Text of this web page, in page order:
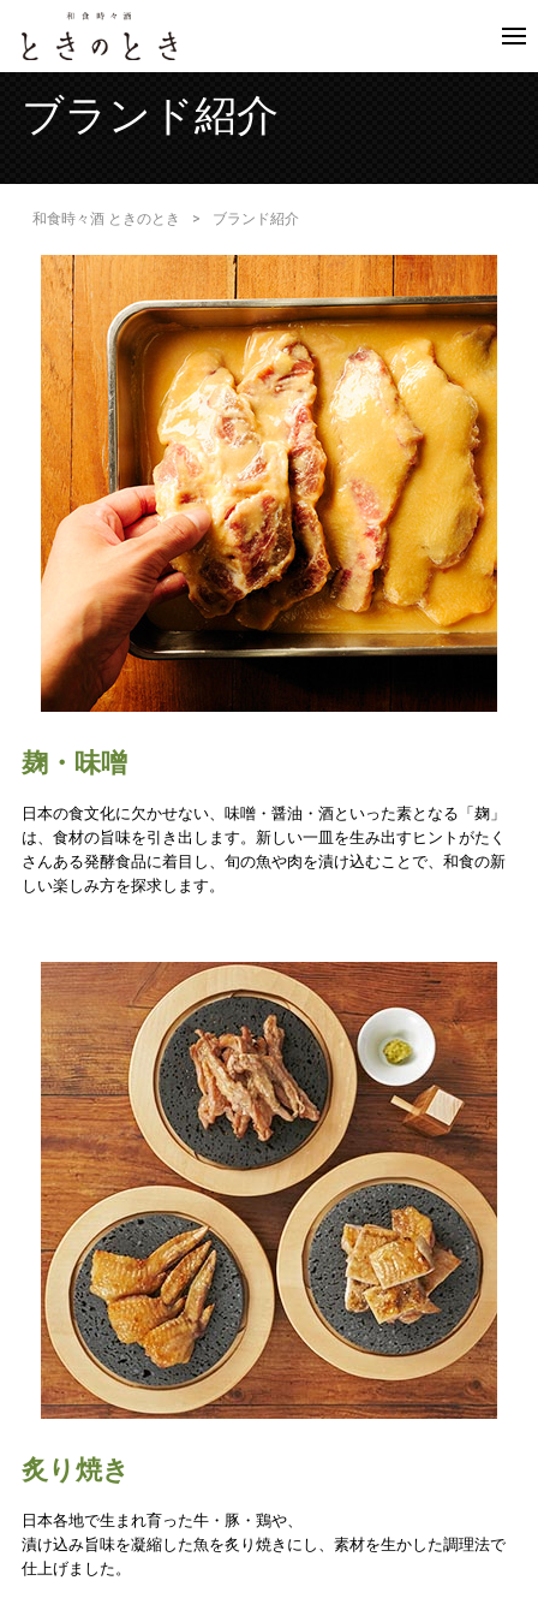
ブランド紹介
和食時々酒 ときのとき > ブランド紹介
麹・味噌
日本の食文化に欠かせない、味噌・醤油・酒といった素となる「麹」
は、食材の旨味を引き出します。新しい一皿を生み出すヒントがたく
さんある発酵食品に着目し、旬の魚や肉を漬け込むことで、和食の新
しい楽しみ方を探求します。
炙り焼き
日本各地で生まれ育った牛・豚・鶏や、
漬け込み旨味を凝縮した魚を炙り焼きにし、素材を生かした調理法で
仕上げました。